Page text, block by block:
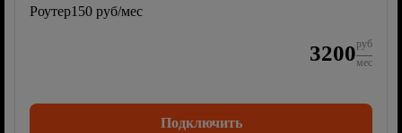
Роутер150 руб/мес
3200руб
мес
Подключить